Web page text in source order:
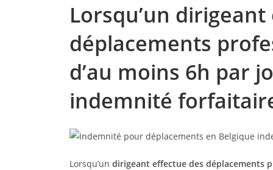
Lorsqu’un
déplacements
d’au moins 6h par
indemnité
Lorsqu’un dirigeant effectue des déplacements